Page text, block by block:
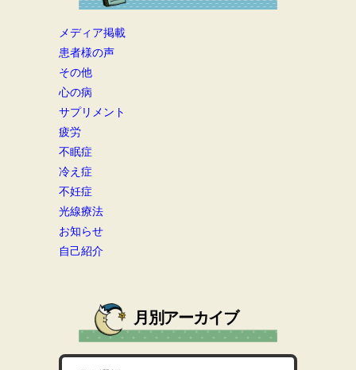
メディア掲載
患者様の声
その他
心の病
サプリメント
疲労
不眠症
冷え症
不妊症
光線療法
お知らせ
自己紹介
月別アーカイブ